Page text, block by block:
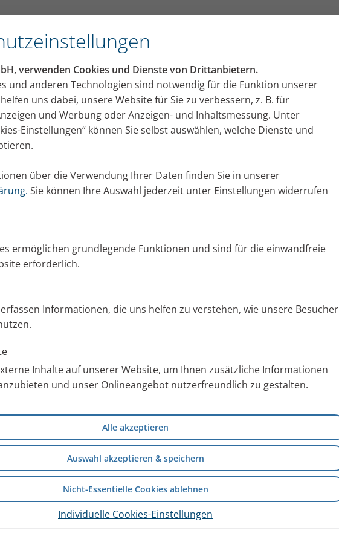
verwenden Cookies und Dienste von Drittanbietern.
und anderen Technologien sind notwendig für die Funktion unserer
uns dabei, unsere Website für Sie zu verbessern, z. B. für
und Werbung oder Anzeigen- und Inhaltsmessung. Unter
Einstellungen“ können Sie selbst auswählen, welche Dienste und
über die Verwendung Ihrer Daten finden Sie in unserer
Sie können Ihre Auswahl jederzeit unter Einstellungen widerrufen
ermöglichen grundlegende Funktionen und sind für die einwandfreie
erforderlich.
Informationen, die uns helfen zu verstehen, wie unsere Besucher
Inhalte auf unserer Website, um Ihnen zusätzliche Informationen
und unser Onlineangebot nutzerfreundlich zu gestalten.
Alle akzeptieren
Auswahl akzeptieren & speichern
Nicht-Essentielle Cookies ablehnen
Individuelle Cookies-Einstellungen
bereits durch
Grippeviren zu
längst nicht nur
Atmen genügt völlig.
die Keimlast der infektiösen
hat die Arbeitsgruppe um
Park bei 142
in den ersten drei Tagen
Luft entnommen, und zwar
oder Niesen gesammelt
auf, die für eine
eine Tröpfcheninfektion
einer NaCL Lösung
signifikant über einen
(Abgabe von über 500